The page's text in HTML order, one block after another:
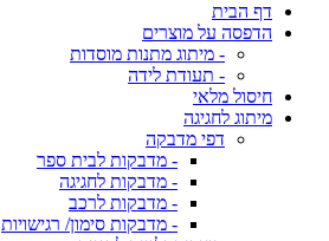
דף הבית
הדפסה על מוצרים
- מיתוג מתנות מוסדות
- תעודת לידה
חיסול מלאי
מיתוג לחגיגה
דפי מדבקה
- מדבקות לבית ספר
- מדבקות לחגיגה
- מדבקות לרכב
- מדבקות סימון/ רגישויות